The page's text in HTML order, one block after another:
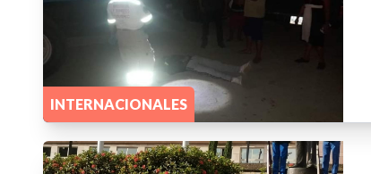
INTERNACIONALES